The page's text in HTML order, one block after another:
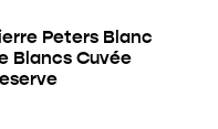
Peters Blanc
Blancs Cuvée